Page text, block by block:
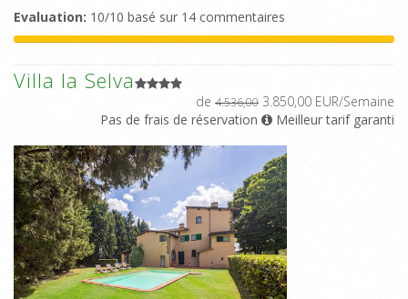
Evaluation: 10/10 basé sur 14 commentaires
Villa la Selva
de 4.536,00 3.850,00 EUR/Semaine
Pas de frais de réservation
Meilleur tarif garanti